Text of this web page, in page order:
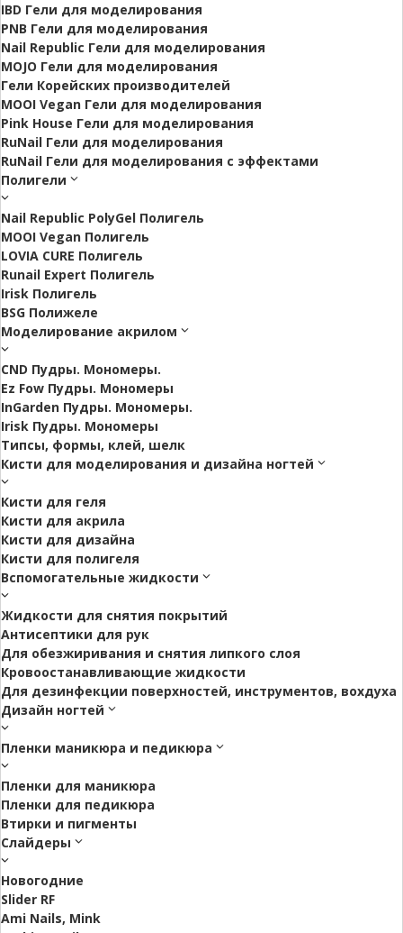
IBD Гели для моделирования
PNB Гели для моделирования
Nail Republic Гели для моделирования
MOJO Гели для моделирования
Гели Корейских производителей
MOOI Vegan Гели для моделирования
Pink House Гели для моделирования
RuNail Гели для моделирования
RuNail Гели для моделирования с эффектами
Полигели
Nail Republic PolyGel Полигель
MOOI Vegan Полигель
LOVIA CURE Полигель
Runail Expert Полигель
Irisk Полигель
BSG Полижеле
Моделирование акрилом
CND Пудры. Мономеры.
Ez Fow Пудры. Мономеры
InGarden Пудры. Мономеры.
Irisk Пудры. Мономеры
Типсы, формы, клей, шелк
Кисти для моделирования и дизайна ногтей
Кисти для геля
Кисти для акрила
Кисти для дизайна
Кисти для полигеля
Вспомогательные жидкости
Жидкости для снятия покрытий
Антисептики для рук
Для обезжиривания и снятия липкого слоя
Кровоостанавливающие жидкости
Для дезинфекции поверхностей, инструментов, вохдуха
Дизайн ногтей
Пленки маникюра и педикюра
Пленки для маникюра
Пленки для педикюра
Втирки и пигменты
Слайдеры
Новогодние
Slider RF
Ami Nails, Mink